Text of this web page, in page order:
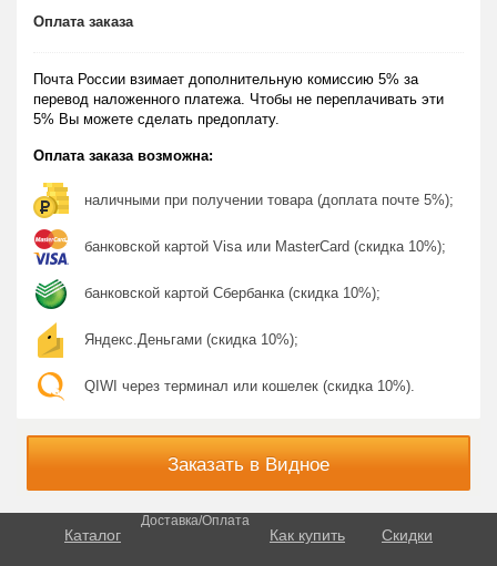
Оплата заказа
Почта России взимает дополнительную комиссию 5% за
перевод наложенного платежа. Чтобы не переплачивать эти
5% Вы можете сделать предоплату.
Оплата заказа возможна:
наличными при получении товара (доплата почте 5%);
банковской картой Visa или MasterCard (скидка 10%);
банковской картой Сбербанка (скидка 10%);
Яндекс.Деньгами (скидка 10%);
QIWI через терминал или кошелек (скидка 10%).
Заказать в Видное
Каталог
Доставка/Оплата
Как купить
Скидки